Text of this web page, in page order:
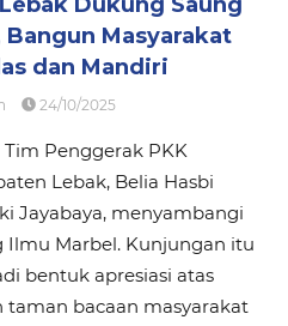
Bangun Masyarakat
dan Mandiri
24/10/2025
Tim Penggerak PKK
Lebak, Belia Hasbi
Jayabaya, menyambangi
Ilmu Marbel. Kunjungan itu
bentuk apresiasi atas
taman bacaan masyarakat